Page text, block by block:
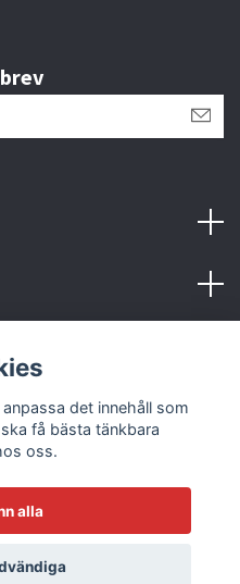
- EST 1979
det innehåll som
få bästa tänkbara
oss.
alla